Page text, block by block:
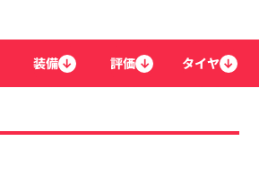
装備 ↓ 評価 ↓ タイヤ ↓